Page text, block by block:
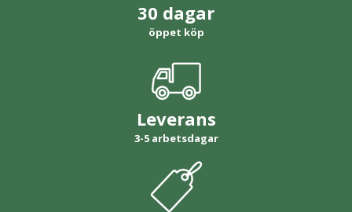
30 dagar
öppet köp
Leverans
3-5 arbetsdagar